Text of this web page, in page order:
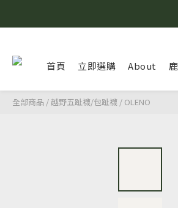
首頁 立即選購 About
全部商品 /越野五趾襪/包趾襪 / OLENO